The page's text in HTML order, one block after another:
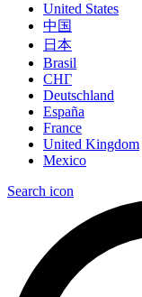
United States
中国
日本
Brasil
СНГ
Deutschland
España
France
United Kingdom
Mexico
Search icon